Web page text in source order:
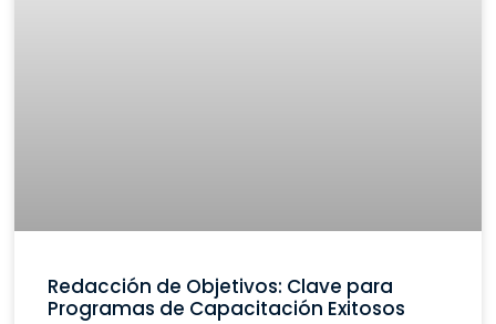
Redacción de Objetivos: Clave para
Programas de Capacitación Exitosos